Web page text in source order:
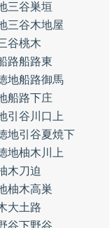
三谷巣垣
三谷木地屋
谷桃木
路船路東
地船路御馬
船路下庄
引谷川口上
地引谷夏焼下
地柚木川上
木刀迫
柚木高巣
大土路
谷下野谷